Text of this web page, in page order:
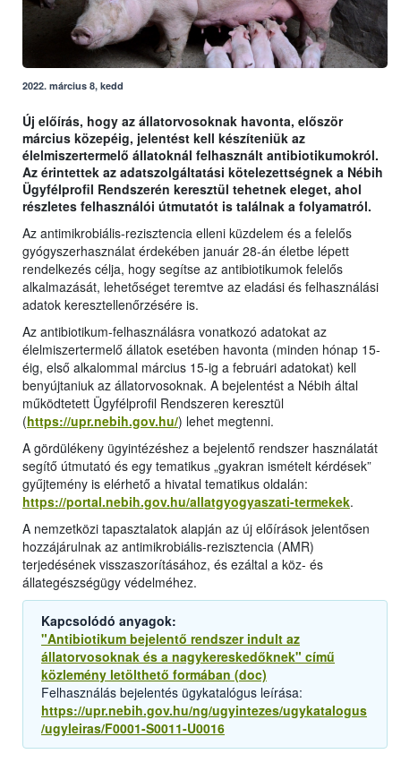
2022. március 8, kedd
Új előírás, hogy az állatorvosoknak havonta, először
március közepéig, jelentést kell készíteniük az
élelmiszertermelő állatoknál felhasznált antibiotikumokról.
Az érintettek az adatszolgáltatási kötelezettségnek a Nébih
Ügyfélprofil Rendszerén keresztül tehetnek eleget, ahol
részletes felhasználói útmutatót is találnak a folyamatról.
Az antimikrobiális-rezisztencia elleni küzdelem és a felelős
gyógyszerhasználat érdekében január 28-án életbe lépett
rendelkezés célja, hogy segítse az antibiotikumok felelős
alkalmazását, lehetőséget teremtve az eladási és felhasználási
adatok keresztellenőrzésére is.
Az antibiotikum-felhasználásra vonatkozó adatokat az
élelmiszertermelő állatok esetében havonta (minden hónap 15-
éig, első alkalommal március 15-ig a februári adatokat) kell
benyújtaniuk az állatorvosoknak. A bejelentést a Nébih által
működtetett Ügyfélprofil Rendszeren keresztül
(https://upr.nebih.gov.hu/) lehet megtenni.
A gördülékeny ügyintézéshez a bejelentő rendszer használatát
segítő útmutató és egy tematikus „gyakran ismételt kérdések”
gyűjtemény is elérhető a hivatal tematikus oldalán:
https://portal.nebih.gov.hu/allatgyogyaszati-termekek.
A nemzetközi tapasztalatok alapján az új előírások jelentősen
hozzájárulnak az antimikrobiális-rezisztencia (AMR)
terjedésének visszaszorításához, és ezáltal a köz- és
állategészségügy védelméhez.
Kapcsolódó anyagok:
"Antibiotikum bejelentő rendszer indult az
állatorvosoknak és a nagykereskedőknek" című
közlemény letölthető formában (doc)
Felhasználás bejelentés ügykatalógus leírása:
https://upr.nebih.gov.hu/ng/ugyintezes/ugykatalogus
/ugyleiras/F0001-S0011-U0016